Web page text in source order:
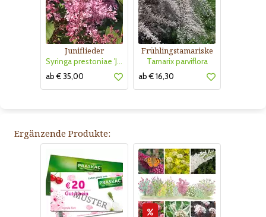
Juniflieder
Syringa prestoniae 'James MacFarlane'
ab € 35,00
Frühlingstamariske
Tamarix parviflora
ab € 16,30
Ergänzende Produkte: